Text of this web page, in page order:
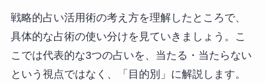
戦略的占い活用術の考え方を理解したところで、
具体的な占術の使い分けを見ていきましょう。こ
こでは代表的な3つの占いを、当たる・当たらない
という視点ではなく、「目的別」に解説します。